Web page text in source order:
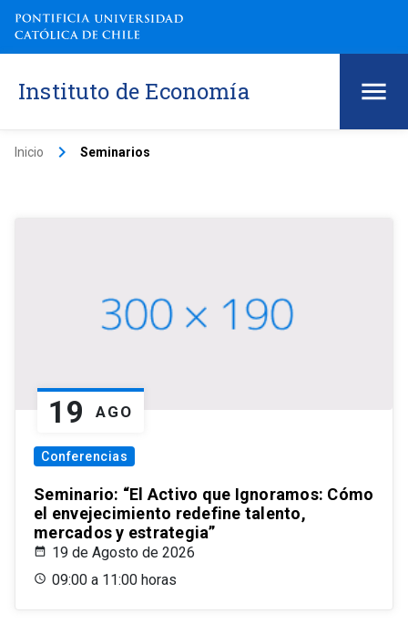
Instituto de Economía
Inicio keyboard_arrow_right Seminarios
19 AGO
Conferencias
Seminario: “El Activo que Ignoramos: Cómo
el envejecimiento redefine talento,
mercados y estrategia”
19 de Agosto de 2026
09:00 a 11:00 horas